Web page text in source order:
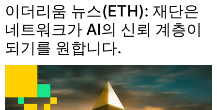
이더리움 뉴스(ETH): 재단은
네트워크가 AI의 신뢰 계층이
되기를 원합니다.